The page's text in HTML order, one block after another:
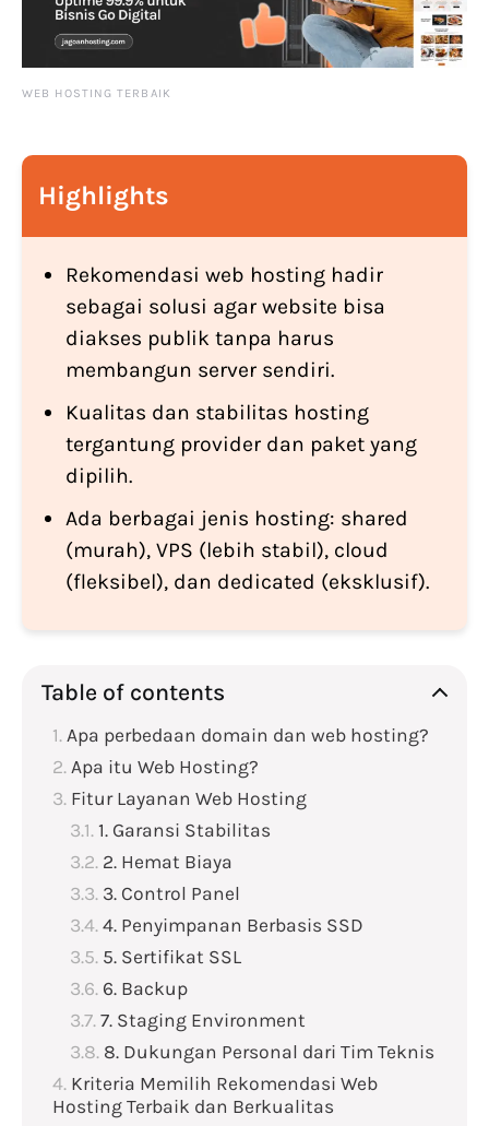
WEB HOSTING TERBAIK
Highlights
Rekomendasi web hosting hadir
sebagai solusi agar website bisa
diakses publik tanpa harus
membangun server sendiri.
Kualitas dan stabilitas hosting
tergantung provider dan paket yang
dipilih.
Ada berbagai jenis hosting: shared
(murah), VPS (lebih stabil), cloud
(fleksibel), dan dedicated (eksklusif).
Table of contents
Apa perbedaan domain dan web hosting?
Apa itu Web Hosting?
Fitur Layanan Web Hosting
1. Garansi Stabilitas
2. Hemat Biaya
3. Control Panel
4. Penyimpanan Berbasis SSD
5. Sertifikat SSL
6. Backup
7. Staging Environment
8. Dukungan Personal dari Tim Teknis
Kriteria Memilih Rekomendasi Web
Hosting Terbaik dan Berkualitas